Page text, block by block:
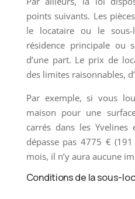
points suivants. Les
le locataire ou le sous-
résidence principale ou
d’une part. Le prix de
des limites raisonnables,
Par exemple, si vous
maison pour une
carrés dans les
dépasse pas 4775 €
mois, il n’y aura aucune
Conditions de la sous-